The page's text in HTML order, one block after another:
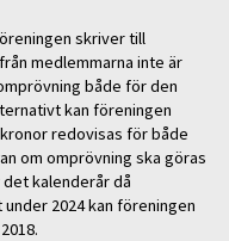
skriver till
medlemmarna inte är
både för den
kan föreningen
redovisas för både
om omprövning ska göras
kalenderår då
2024 kan föreningen